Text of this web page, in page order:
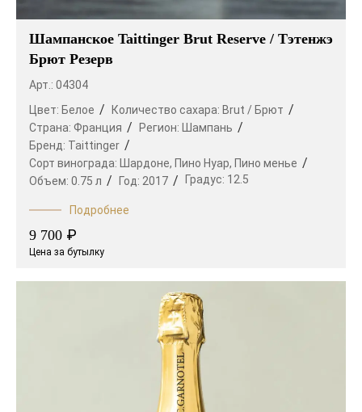
Шампанское Taittinger Brut Reserve / Тэтенжэ
Брют Резерв
Арт.: 04304
Цвет: Белое Количество сахара: Brut / Брют
Страна: Франция Регион:
Шампань
Бренд: Taittinger
Сорт винограда:
Шардоне, Пино Нуар, Пино менье
Объем: 0.75 л Год: 2017 Градус: 12.5
Подробнее
9 700 ₽
Цена за бутылку